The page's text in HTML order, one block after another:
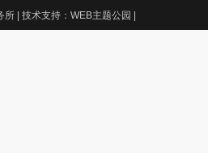
所 | 技术支持：WEB主题公园 |